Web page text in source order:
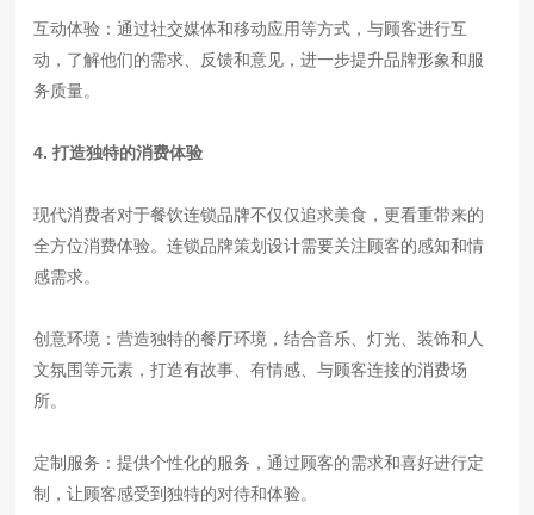
互动体验：通过社交媒体和移动应用等方式，与顾客进行互
动，了解他们的需求、反馈和意见，进一步提升品牌形象和服
务质量。
4. 打造独特的消费体验
现代消费者对于餐饮连锁品牌不仅仅追求美食，更看重带来的
全方位消费体验。连锁品牌策划设计需要关注顾客的感知和情
感需求。
创意环境：营造独特的餐厅环境，结合音乐、灯光、装饰和人
文氛围等元素，打造有故事、有情感、与顾客连接的消费场
所。
定制服务：提供个性化的服务，通过顾客的需求和喜好进行定
制，让顾客感受到独特的对待和体验。